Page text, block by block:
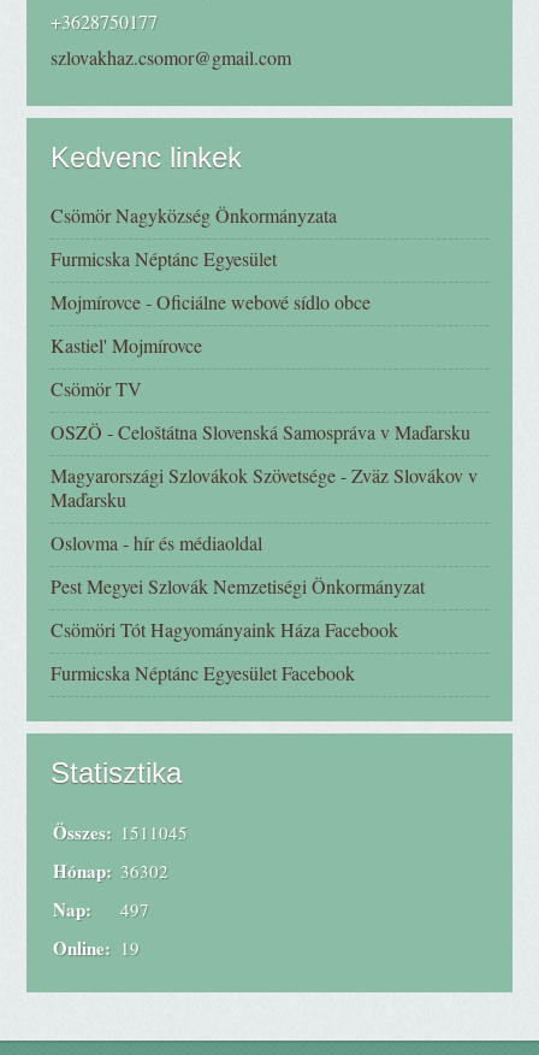
+3628750177
szlovakhaz.csomor@gmail.com
Kedvenc linkek
Csömör Nagyközség Önkormányzata
Furmicska Néptánc Egyesület
Mojmírovce - Oficiálne webové sídlo obce
Kastiel' Mojmírovce
Csömör TV
OSZÖ - Celoštátna Slovenská Samospráva v Maďarsku
Magyarországi Szlovákok Szövetsége - Zväz Slovákov v
Maďarsku
Oslovma - hír és médiaoldal
Pest Megyei Szlovák Nemzetiségi Önkormányzat
Csömöri Tót Hagyományaink Háza Facebook
Furmicska Néptánc Egyesület Facebook
Statisztika
Online: 19
Összes: 1511045
Hónap: 36302
Nap: 497